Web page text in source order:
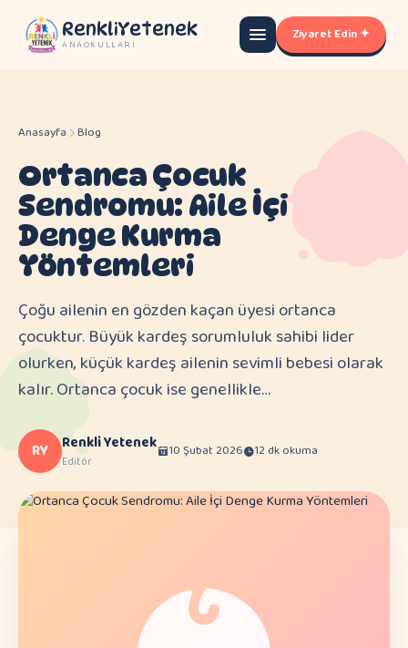
RenkliYetenek
ANAOKULLARI
Ziyaret Edin ✦
Anasayfa Blog
Ortanca Çocuk
Sendromu: Aile İçi
Denge Kurma
Yöntemleri
Çoğu ailenin en gözden kaçan üyesi ortanca
çocuktur. Büyük kardeş sorumluluk sahibi lider
olurken, küçük kardeş ailenin sevimli bebesi olarak
kalır. Ortanca çocuk ise genellikle…
RY Renkli Yetenek
Editör
10 Şubat 2026 12 dk okuma